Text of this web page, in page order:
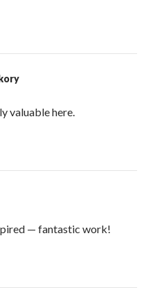
valuable here.
— fantastic work!